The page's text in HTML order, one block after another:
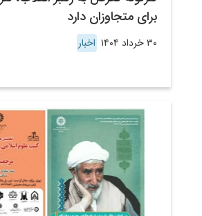
برای متجاوزان دارد
۳۰ خرداد ۱۴۰۴ اخبار